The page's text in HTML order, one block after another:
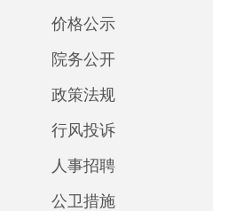
价格公示
院务公开
政策法规
行风投诉
人事招聘
公卫措施